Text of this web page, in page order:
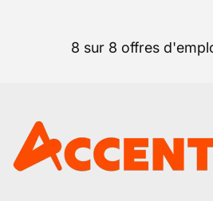
8 sur 8 offres